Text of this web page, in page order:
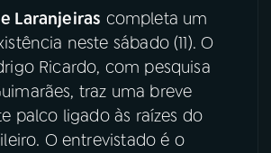
MÚSICA
Laranjeiras completa um
neste sábado (11). O
Ricardo, com pesquisa
traz uma breve
palco ligado às raízes do
O entrevistado é o